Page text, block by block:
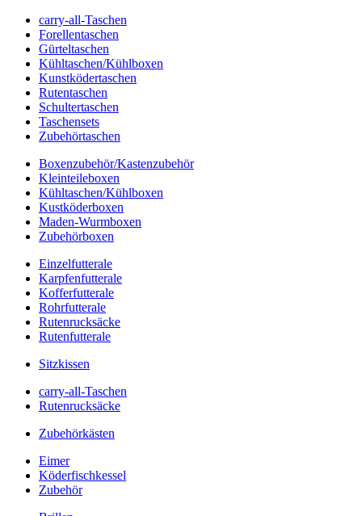
carry-all-Taschen
Forellentaschen
Gürteltaschen
Kühltaschen/Kühlboxen
Kunstködertaschen
Rutentaschen
Schultertaschen
Taschensets
Zubehörtaschen
Boxenzubehör/Kastenzubehör
Kleinteileboxen
Kühltaschen/Kühlboxen
Kustköderboxen
Maden-Wurmboxen
Zubehörboxen
Einzelfutterale
Karpfenfutterale
Kofferfutterale
Rohrfutterale
Rutenrucksäcke
Rutenfutterale
Sitzkissen
carry-all-Taschen
Rutenrucksäcke
Zubehörkästen
Eimer
Köderfischkessel
Zubehör